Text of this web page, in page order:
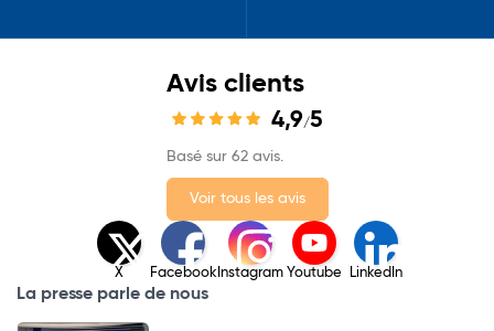
Avis clients
4,9/5
Basé sur 62 avis.
Voir tous les avis
X Facebook Instagram Youtube LinkedIn
La presse parle de nous